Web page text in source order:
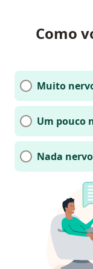
Como
Muito
Um pouco
Nada